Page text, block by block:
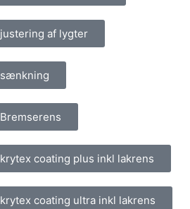
justering af lygter
sænkning
Bremserens
krytex coating plus inkl lakrens
krytex coating ultra inkl lakrens